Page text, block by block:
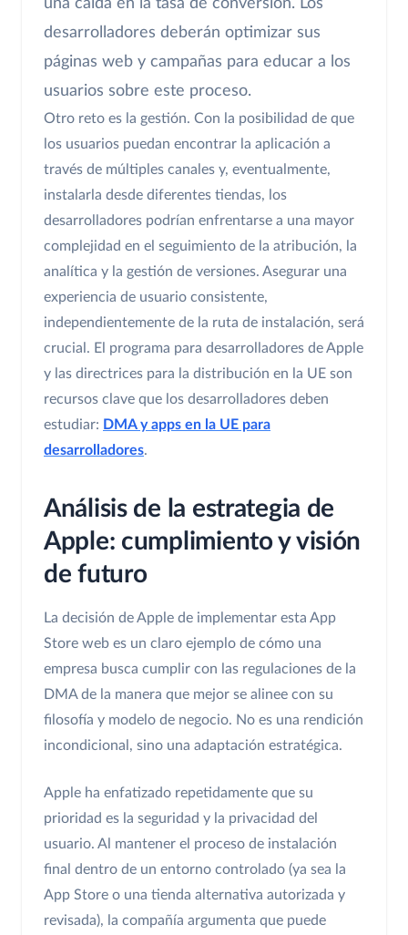
una caída en la tasa de conversión. Los
desarrolladores deberán optimizar sus
páginas web y campañas para educar a los
usuarios sobre este proceso.
Otro reto es la gestión. Con la posibilidad de que
los usuarios puedan encontrar la aplicación a
través de múltiples canales y, eventualmente,
instalarla desde diferentes tiendas, los
desarrolladores podrían enfrentarse a una mayor
complejidad en el seguimiento de la atribución, la
analítica y la gestión de versiones. Asegurar una
experiencia de usuario consistente,
independientemente de la ruta de instalación, será
crucial. El programa para desarrolladores de Apple
y las directrices para la distribución en la UE son
recursos clave que los desarrolladores deben
estudiar: DMA y apps en la UE para
desarrolladores.
Análisis de la estrategia de
Apple: cumplimiento y visión
de futuro
La decisión de Apple de implementar esta App
Store web es un claro ejemplo de cómo una
empresa busca cumplir con las regulaciones de la
DMA de la manera que mejor se alinee con su
filosofía y modelo de negocio. No es una rendición
incondicional, sino una adaptación estratégica.
Apple ha enfatizado repetidamente que su
prioridad es la seguridad y la privacidad del
usuario. Al mantener el proceso de instalación
final dentro de un entorno controlado (ya sea la
App Store o una tienda alternativa autorizada y
revisada), la compañía argumenta que puede